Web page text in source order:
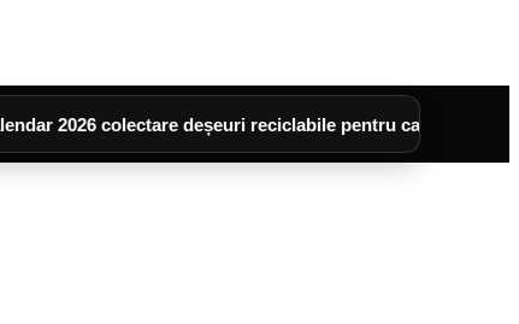
deșeuri reciclabile pentru cartierele :UNIREA,